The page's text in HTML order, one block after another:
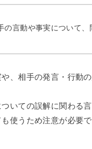
の言動や事実について、
や、相手の発言・行動
ついての誤解に関わる
使うため注意が必要で